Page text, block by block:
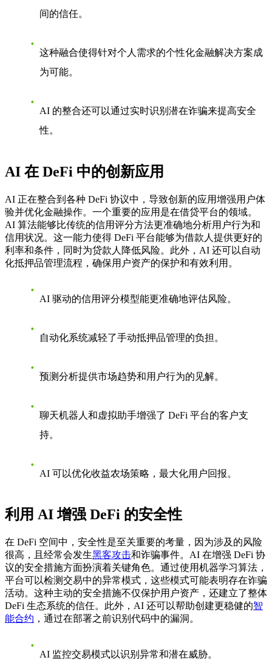
间的信任。
这种融合使得针对个人需求的个性化金融解决方案成
为可能。
AI 的整合还可以通过实时识别潜在诈骗来提高安全
性。
AI 在 DeFi 中的创新应用
AI 正在整合到各种 DeFi 协议中，导致创新的应用增强用户体
验并优化金融操作。一个重要的应用是在借贷平台的领域。
AI 算法能够比传统的信用评分方法更准确地分析用户行为和
信用状况。这一能力使得 DeFi 平台能够为借款人提供更好的
利率和条件，同时为贷款人降低风险。此外，AI 还可以自动
化抵押品管理流程，确保用户资产的保护和有效利用。
AI 驱动的信用评分模型能更准确地评估风险。
自动化系统减轻了手动抵押品管理的负担。
预测分析提供市场趋势和用户行为的见解。
聊天机器人和虚拟助手增强了 DeFi 平台的客户支
持。
AI 可以优化收益农场策略，最大化用户回报。
利用 AI 增强 DeFi 的安全性
在 DeFi 空间中，安全性是至关重要的考量，因为涉及的风险
很高，且经常会发生黑客攻击和诈骗事件。AI 在增强 DeFi 协
议的安全措施方面扮演着关键角色。通过使用机器学习算法，
平台可以检测交易中的异常模式，这些模式可能表明存在诈骗
活动。这种主动的安全措施不仅保护用户资产，还建立了整体
DeFi 生态系统的信任。此外，AI 还可以帮助创建更稳健的智
能合约 ，通过在部署之前识别代码中的漏洞。
AI 监控交易模式以识别异常和潜在威胁。